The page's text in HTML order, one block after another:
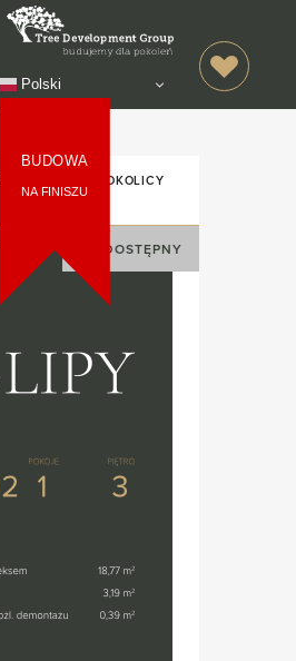
BUDOWA
NA FINISZU
Polski
MAPA OKOLICY
NIEDOSTĘPNY